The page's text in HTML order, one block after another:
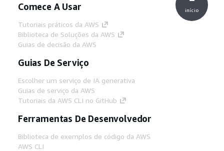
Comece A Usar
Tutoriais práticos da AWS
Biblioteca de Soluções da AWS
Guias de decisão da AWS
Guias De Serviço
Escolher um serviço de IA generativa
Guias de serviço da AWS
Tutoriais da AWS CLI no GitHub
Ferramentas De Desenvolvedor
Biblioteca de exemplos de código da AWS
AWS CLI
início